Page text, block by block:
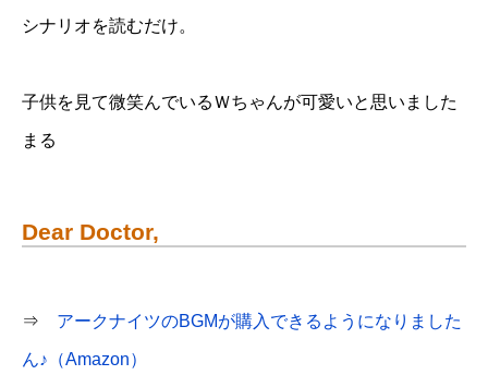
シナリオを読むだけ。
子供を見て微笑んでいるＷちゃんが可愛いと思いました
まる
Dear Doctor,
⇒ アークナイツのBGMが購入できるようになりました
ん♪（Amazon）